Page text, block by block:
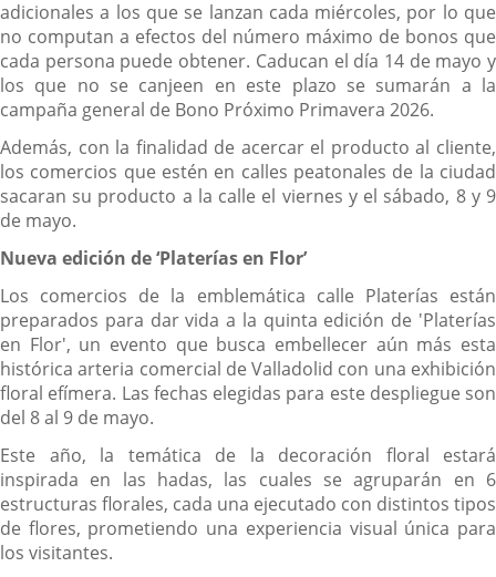
externa.
adicionales a los que se lanzan cada miércoles, por lo que
no computan a efectos del número máximo de bonos que
cada persona puede obtener. Caducan el día 14 de mayo y
los que no se canjeen en este plazo se sumarán a la
campaña general de Bono Próximo Primavera 2026.
Además, con la finalidad de acercar el producto al cliente,
los comercios que estén en calles peatonales de la ciudad
sacaran su producto a la calle el viernes y el sábado, 8 y 9
de mayo.
Nueva edición de ‘Platerías en Flor’
Los comercios de la emblemática calle Platerías están
preparados para dar vida a la quinta edición de 'Platerías
en Flor', un evento que busca embellecer aún más esta
histórica arteria comercial de Valladolid con una exhibición
floral efímera. Las fechas elegidas para este despliegue son
del 8 al 9 de mayo.
Este año, la temática de la decoración floral estará
inspirada en las hadas, las cuales se agruparán en 6
estructuras florales, cada una ejecutado con distintos tipos
de flores, prometiendo una experiencia visual única para
los visitantes.